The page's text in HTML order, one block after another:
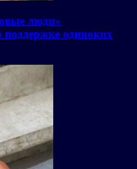
люди»
поддержке одиноких